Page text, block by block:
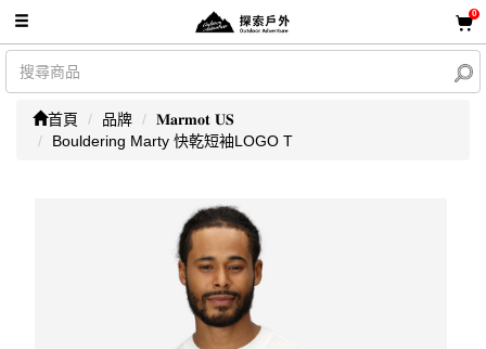
0
首頁 品牌
𝐌𝐚𝐫𝐦𝐨𝐭 𝐔𝐒
Bouldering Marty 快乾短袖LOGO T